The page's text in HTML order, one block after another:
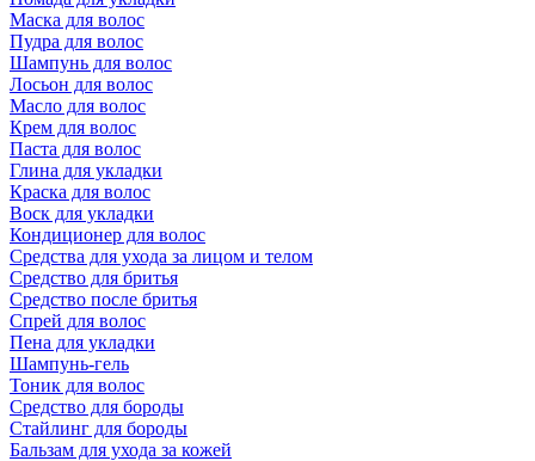
Маска для волос
Пудра для волос
Шампунь для волос
Лосьон для волос
Масло для волос
Крем для волос
Паста для волос
Глина для укладки
Краска для волос
Воск для укладки
Кондиционер для волос
Средства для ухода за лицом и телом
Средство для бритья
Средство после бритья
Спрей для волос
Пена для укладки
Шампунь-гель
Тоник для волос
Средство для бороды
Стайлинг для бороды
Бальзам для ухода за кожей